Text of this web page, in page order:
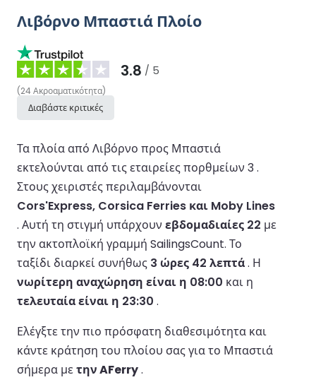
Λιβόρνο Μπαστιά Πλοίο
3.8 / 5
(24 Ακροαματικότητα)
Διαβάστε κριτικές
Τα πλοία από Λιβόρνο προς Μπαστιά
εκτελούνται από τις εταιρείες πορθμείων 3 .
Στους χειριστές περιλαμβάνονται
Cors'Express, Corsica Ferries και Moby Lines
. Αυτή τη στιγμή υπάρχουν εβδομαδιαίες 22 με
την ακτοπλοϊκή γραμμή SailingsCount. Το
ταξίδι διαρκεί συνήθως 3 ώρες 42 λεπτά. Η
νωρίτερη αναχώρηση είναι η 08:00 και η
τελευταία είναι η 23:30 .
Ελέγξτε την πιο πρόσφατη διαθεσιμότητα και
κάντε κράτηση του πλοίου σας για το Μπαστιά
σήμερα μετην AFerry.